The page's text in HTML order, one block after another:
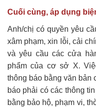
Cuối cùng, áp dụng
Anh/chị có quyền yêu
xâm phạm, xin lỗi, cải
và yêu cầu các cửa
phẩm của cơ sở X.
thông báo bằng văn bản
báo phải có các thông
bằng bảo hộ, phạm vi,